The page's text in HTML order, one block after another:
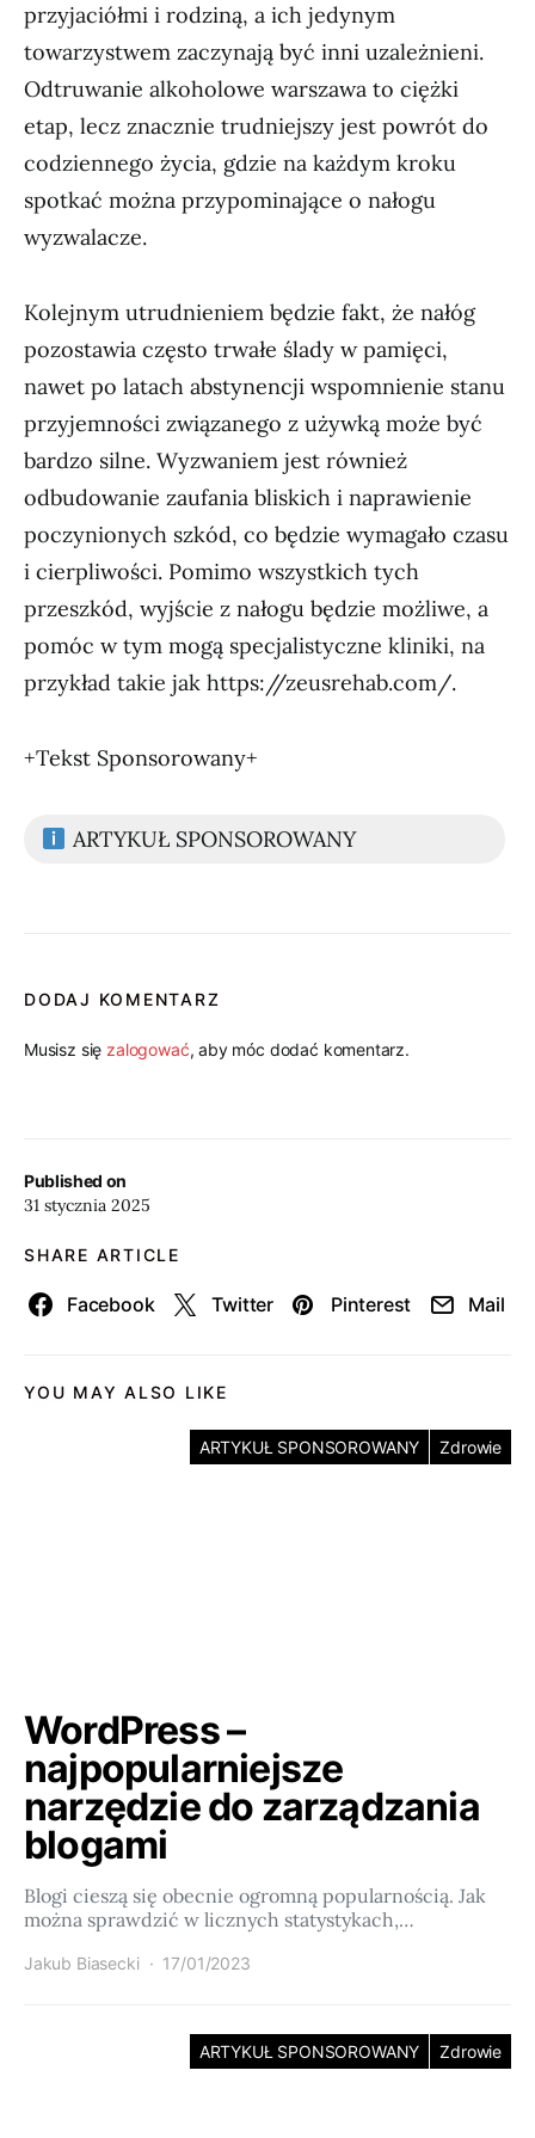
Published on
31 stycznia 2025
SHARE ARTICLE
Facebook Twitter Pinterest Mail
przyjaciółmi i rodziną, a ich jedynym
towarzystwem zaczynają być inni uzależnieni.
Odtruwanie alkoholowe warszawa to ciężki
etap, lecz znacznie trudniejszy jest powrót do
codziennego życia, gdzie na każdym kroku
spotkać można przypominające o nałogu
wyzwalacze.
Kolejnym utrudnieniem będzie fakt, że nałóg
pozostawia często trwałe ślady w pamięci,
nawet po latach abstynencji wspomnienie stanu
przyjemności związanego z używką może być
bardzo silne. Wyzwaniem jest również
odbudowanie zaufania bliskich i naprawienie
poczynionych szkód, co będzie wymagało czasu
i cierpliwości. Pomimo wszystkich tych
przeszkód, wyjście z nałogu będzie możliwe, a
pomóc w tym mogą specjalistyczne kliniki, na
przykład takie jak https://zeusrehab.com/.
+Tekst Sponsorowany+
ARTYKUŁ SPONSOROWANY
DODAJ KOMENTARZ
Musisz się zalogować, aby móc dodać komentarz.
YOU MAY ALSO LIKE
ARTYKUŁ SPONSOROWANY Zdrowie
WordPress –
najpopularniejsze
narzędzie do zarządzania
blogami
Blogi cieszą się obecnie ogromną popularnością. Jak
można sprawdzić w licznych statystykach,…
Jakub Biasecki 17/01/2023
ARTYKUŁ SPONSOROWANY Zdrowie